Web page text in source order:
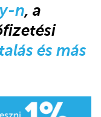
n, a
és más